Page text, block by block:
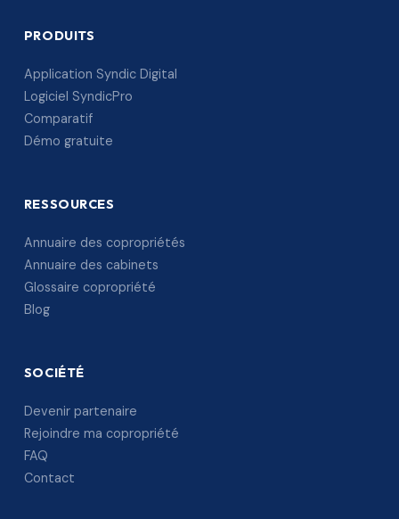
PRODUITS
Application Syndic Digital
Logiciel SyndicPro
Comparatif
Démo gratuite
RESSOURCES
Annuaire des copropriétés
Annuaire des cabinets
Glossaire copropriété
Blog
SOCIÉTÉ
Devenir partenaire
Rejoindre ma copropriété
FAQ
Contact